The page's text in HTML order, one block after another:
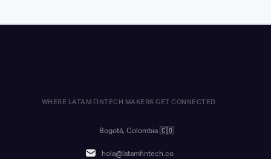
WHERE LATAM FINTECH MAKERS GET CONNECTED.
Bogotá, Colombia 🇨🇴
hola@latamfintech.co